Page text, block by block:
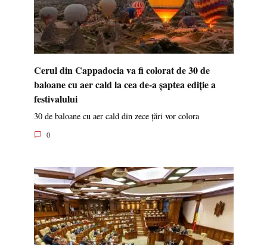
Cerul din Cappadocia va fi colorat de 30 de
baloane cu aer cald la cea de-a șaptea ediție a
festivalului
30 de baloane cu aer cald din zece țări vor colora
0